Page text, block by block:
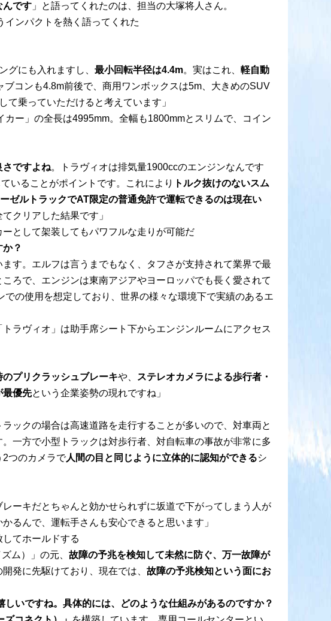
んです 」と語ってくれたのは、担当の大塚将人さん。
ンパクトを熱く語ってくれた
グにも入れますし、 最小回転半径は4.4m。実はこれ、 軽自動
コンも4.8m前後で、商用ワンボックスは5m、大きめのSUV
乗っていただけると考えています」
ー」の全長は4995mm。全幅も1800mmとスリムで、コイン
さですよね。トラヴィオは排気量1900ccのエンジンなんです
いることがポイントです。これにより
トルク抜けのないスム
ゼルトラックでAT限定の普通免許で運転できるのは現在い
クリアした結果です」
として架装してもパワフルな走りが可能だ
？
す。エルフは言うまでもなく、タフさが支持されて業界で最
ろで、エンジンは東南アジアやヨーロッパでも長く愛されて
の使用を想定しており、世界の様々な環境下で実績のあるエ
ラヴィオ」は助手席シート下からエンジンルームにアクセス
のプリクラッシュブレーキや、
ステレオカメラによる歩行者・
最優先という企業姿勢の現れですね」
ックの場合は高速道路を走行することが多いので、対車両と
一方で小型トラックは対歩行者、対自転車の事故が非常に多
2つのカメラで人間の目と同じように立体的に認知ができるシ
ーキだとちゃんと効かせられずに坂道で下がってしまう人が
るんで、運転手さんも安心できると思います」
てホールドする
ム）」の元、 故障の予兆を検知して未然に防ぐ、万一故障が
発に先駆けており、現在では、 故障の予兆検知という面にお
いですね。具体的には、どのような仕組みがあるのですか？